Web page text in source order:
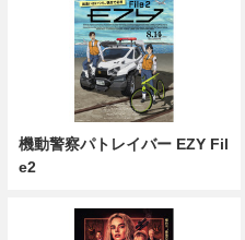
機動警察パトレイバー EZY Fil
e2